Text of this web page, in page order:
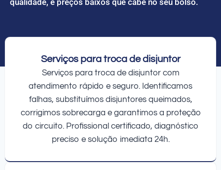
Serviços para troca de disjuntor
Serviços para troca de disjuntor com
atendimento rápido e seguro. Identificamos
falhas, substituímos disjuntores queimados,
corrigimos sobrecarga e garantimos a proteção
do circuito. Profissional certificado, diagnóstico
preciso e solução imediata 24h.